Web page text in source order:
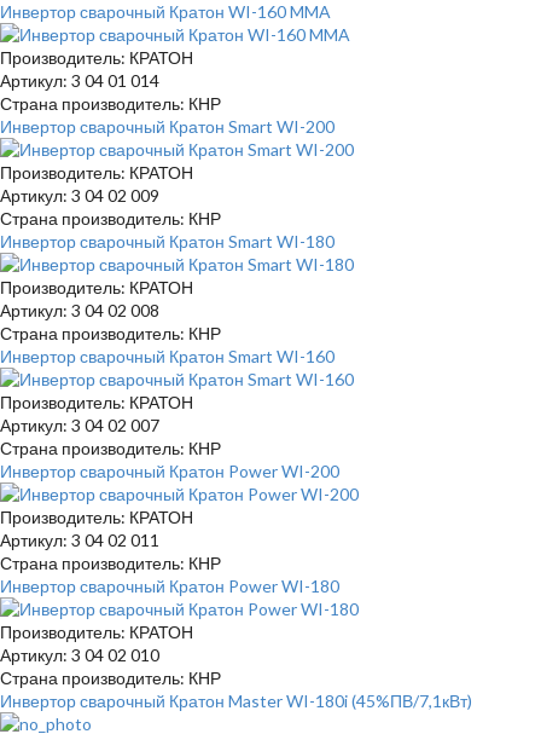
Инвертор сварочный Кратон WI-160 MMA
Производитель: КРАТОН
Артикул: 3 04 01 014
Страна производитель: КНР
Инвертор сварочный Кратон Smart WI-200
Производитель: КРАТОН
Артикул: 3 04 02 009
Страна производитель: КНР
Инвертор сварочный Кратон Smart WI-180
Производитель: КРАТОН
Артикул: 3 04 02 008
Страна производитель: КНР
Инвертор сварочный Кратон Smart WI-160
Производитель: КРАТОН
Артикул: 3 04 02 007
Страна производитель: КНР
Инвертор сварочный Кратон Power WI-200
Производитель: КРАТОН
Артикул: 3 04 02 011
Страна производитель: КНР
Инвертор сварочный Кратон Power WI-180
Производитель: КРАТОН
Артикул: 3 04 02 010
Страна производитель: КНР
Инвертор сварочный Кратон Master WI-180i (45%ПВ/7,1кВт)